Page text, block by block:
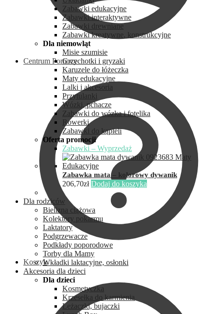
Centrum Pomocy
Koszyk
Zabawki edukacyjne
Zabawki interaktywne
Zabawki drewniane
Zabawki kreatywne, konstrukcyjne
Dla niemowląt
Misie szumisie
Grzechotki i gryzaki
Karuzele do łóżeczka
Maty edukacyjne
Lalki i akcesoria
Przytulanki
Wózki, pchacze
Zabawki do wózka i fotelika
Rowerki
Zabawki do kąpieli
Oferta promocji
Zabawki – Wyprzedaż
Zabawka mata – kolorowy dywanik
206,70zł Dodaj do koszyka
Dla rodziców
Bielizna ciążowa
Kolektory pokarmu
Laktatory
Podgrzewacze
Podkłady poporodowe
Torby dla Mamy
Wkładki laktacyjne, osłonki
Akcesoria dla dzieci
Dla dzieci
Kosmetyczka
Krzesełka do karmienia
Leżaczki, bujaczki